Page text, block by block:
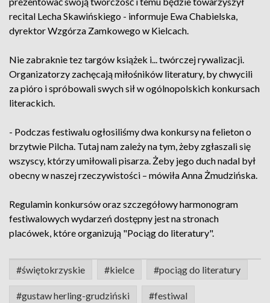
recital Lecha Skawińskiego - informuje Ewa Chabielska,
dyrektor Wzgórza Zamkowego w Kielcach.
Nie zabraknie tez targów książek i... twórczej rywalizacji.
Organizatorzy zachęcają miłośników literatury, by chwycili
za pióro i spróbowali swych sił w ogólnopolskich konkursach
literackich.
- Podczas festiwalu ogłosiliśmy dwa konkursy na felieton o
brzytwie Pilcha. Tutaj nam zależy na tym, żeby zgłaszali się
wszyscy, którzy umiłowali pisarza. Żeby jego duch nadal był
obecny w naszej rzeczywistości – mówiła Anna Żmudzińska.
Regulamin konkursów oraz szczegółowy harmonogram
festiwalowych wydarzeń dostępny jest na stronach
placówek, które organizują "Pociąg do literatury".
#świętokrzyskie #kielce #pociąg do literatury
#gustaw herling-grudziński #festiwal